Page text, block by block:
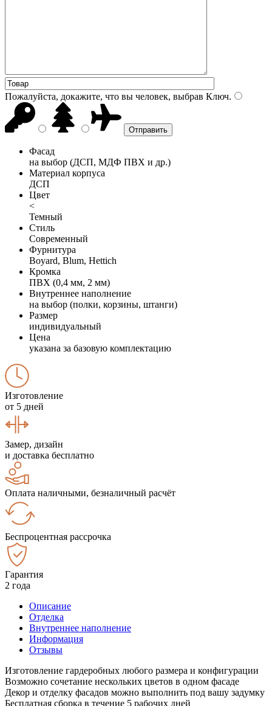
Пожалуйста, докажите, что вы человек, выбрав Ключ.
Фасад
на выбор (ДСП, МДФ ПВХ и др.)
Материал корпуса
ДСП
Цвет
<
Темный
Стиль
Современный
Фурнитура
Boyard, Blum, Hettich
Кромка
ПВХ (0,4 мм, 2 мм)
Внутреннее наполнение
на выбор (полки, корзины, штанги)
Размер
индивидуальный
Цена
указана за базовую комплектацию
Изготовление
от 5 дней
Замер, дизайн
и доставка бесплатно
Оплата наличными, безналичный расчёт
Беспроцентная рассрочка
Гарантия
2 года
Описание
Отделка
Внутреннее наполнение
Информация
Отзывы
Изготовление гардеробных любого размера и конфигурации
Возможно сочетание нескольких цветов в одном фасаде
Декор и отделку фасадов можно выполнить под вашу задумку
Бесплатная сборка в течение 5 рабочих дней